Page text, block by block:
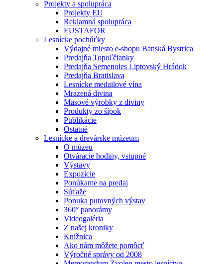
Projekty a spolupráca
Projekty EU
Reklamná spolupráca
EUSTAFOR
Lesnícke pochúťky
Výdajné miesto e-shopu Banská Bystrica
Predajňa Topoľčianky
Predajňa Semenoles Liptovský Hrádok
Predajňa Bratislava
Lesnícke medailové vína
Mrazená divina
Mäsové výrobky z diviny
Produkty zo šípok
Publikácie
Ostatné
Lesnícke a drevárske múzeum
O múzeu
Otváracie hodiny, vstupné
Výstavy
Expozície
Ponúkame na predaj
Súťaže
Ponuka putovných výstav
360° panorámy
Videogaléria
Z našej kroniky
Knižnica
Ako nám môžete pomôcť
Výročné správy od 2008